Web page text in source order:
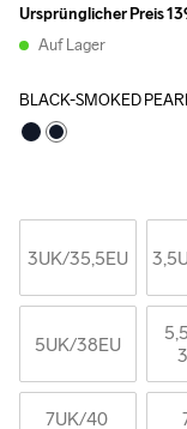
Ursprünglicher Preis
Auf Lager
BLACK-SMOKED
3UK/35,5EU
5UK/38EU
7UK/40